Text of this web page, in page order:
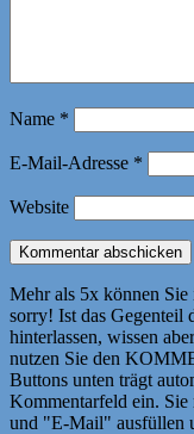
Name *
E-Mail-Adresse *
Website
Mehr als 5x können
sorry! Ist das Gegenteil
hinterlassen, wissen
nutzen Sie den
Buttons unten trägt
Kommentarfeld ein.
und "E-Mail" ausfüllen